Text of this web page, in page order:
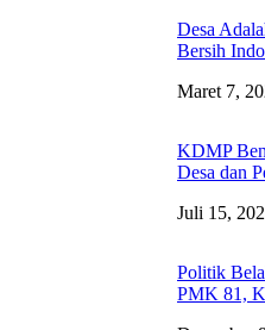
Desa
Bersih
Maret 7,
KDMP
Desa dan
Juli 15,
Politik
PMK 81,